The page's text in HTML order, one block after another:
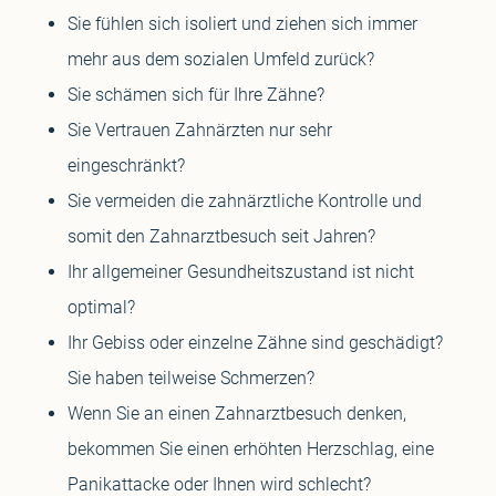
Sie fühlen sich isoliert und ziehen sich immer
mehr aus dem sozialen Umfeld zurück?
Sie schämen sich für Ihre Zähne?
Sie Vertrauen Zahnärzten nur sehr
eingeschränkt?
Sie vermeiden die zahnärztliche Kontrolle und
somit den Zahnarztbesuch seit Jahren?
Ihr allgemeiner Gesundheitszustand ist nicht
optimal?
Ihr Gebiss oder einzelne Zähne sind geschädigt?
Sie haben teilweise Schmerzen?
Wenn Sie an einen Zahnarztbesuch denken,
bekommen Sie einen erhöhten Herzschlag, eine
Panikattacke oder Ihnen wird schlecht?